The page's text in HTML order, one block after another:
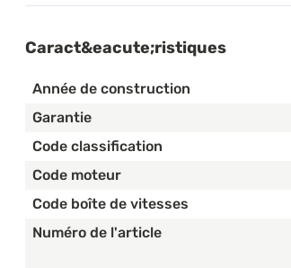
Caract&eacute;ristiques
Année de construction
Garantie
Code classification
Code moteur
Code boîte de vitesses
Numéro de l'article